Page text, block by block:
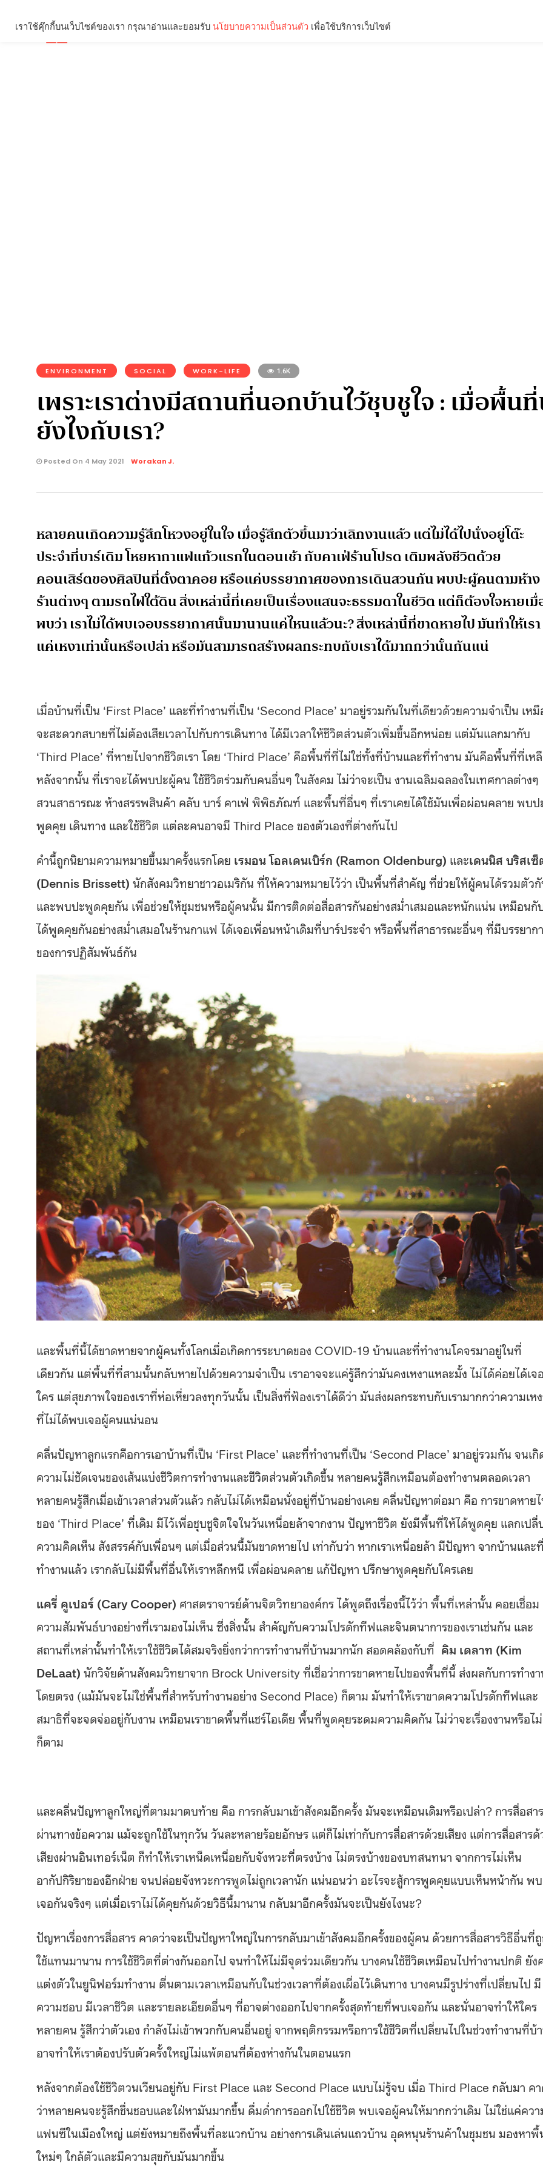
ENVIRONMENT SOCIAL WORK-LIFE 1.6K
เพราะเราต่างมีสถานที่นอกบ้านไว้ชุบชูใจ : เมื่อพื้
ยังไงกับเรา?
Posted On 4 May 2021 Worakan J.
หลายคนเกิดความรู้สึกโหวงอยู่ในใจ เมื่อรู้สึกตัวขึ้นมาว่าเลิกงานแล้ว แต่ไม่ได้ไปนั่งอยู่โต๊ะ
ประจำที่บาร์เดิม โหยหากาแฟแก้วแรกในตอนเช้า กับคาเฟ่ร้านโปรด เติมพลังชีวิตด้วย
คอนเสิร์ตของศิลปินที่ตั้งตาคอย หรือแค่บรรยากาศของการเดินสวนกัน พบปะผู้คนตามห้าง
ร้านต่างๆ ตามรถไฟใต้ดิน สิ่งเหล่านี้ที่เคยเป็นเรื่องแสนจะธรรมดาในชีวิต แต่ก็ต้องใจหายเมื่
พบว่า เราไม่ได้พบเจอบรรยากาศนั้นมานานแค่ไหนแล้วนะ? สิ่งเหล่านี้ที่ขาดหายไป มันทำให้เรา
แค่เหงาเท่านั้นหรือเปล่า หรือมันสามารถสร้างผลกระทบกับเราได้มากกว่านั้นกันแน่
เมื่อบ้านที่เป็น ‘First Place’ และที่ทำงานที่เป็น ‘Second Place’ มาอยู่รวมกันในที่เดียวด้วยความจำเป็น เห
จะสะดวกสบายที่ไม่ต้องเสียเวลาไปกับการเดินทาง ได้มีเวลาให้ชีวิตส่วนตัวเพิ่มขึ้นอีกหน่อย แต่มันแลกมากับ
‘Third Place’ ที่หายไปจากชีวิตเรา โดย ‘Third Place’ คือพื้นที่ที่ไม่ใช่ทั้งที่บ้านและที่ทำงาน มันคือพื้นที่ที่เห
หลังจากนั้น ที่เราจะได้พบปะผู้คน ใช้ชีวิตร่วมกับคนอื่นๆ ในสังคม ไม่ว่าจะเป็น งานเฉลิมฉลองในเทศกาลต่างๆ
สวนสาธารณะ ห้างสรรพสินค้า คลับ บาร์ คาเฟ่ พิพิธภัณฑ์ และพื้นที่อื่นๆ ที่เราเคยได้ใช้มันเพื่อผ่อนคลาย พบป
พูดคุย เดินทาง และใช้ชีวิต แต่ละคนอาจมี Third Place ของตัวเองที่ต่างกันไป
คำนี้ถูกนิยามความหมายขึ้นมาครั้งแรกโดย เรมอน โอลเดนเบิร์ก (Ramon Oldenburg) และเดนนิส บริสเซ็
(Dennis Brissett) นักสังคมวิทยาชาวอเมริกัน ที่ให้ความหมายไว้ว่า เป็นพื้นที่สำคัญ ที่ช่วยให้ผู้คนได้รวมตัว
และพบปะพูดคุยกัน เพื่อช่วยให้ชุมชนหรือผู้คนนั้น มีการติดต่อสื่อสารกันอย่างสม่ำเสมอและหนักแน่น เหมือนกั
ได้พูดคุยกันอย่างสม่ำเสมอในร้านกาแฟ ได้เจอเพื่อนหน้าเดิมที่บาร์ประจำ หรือพื้นที่สาธารณะอื่นๆ ที่มีบรรยาก
ของการปฏิสัมพันธ์กัน
และพื้นที่นี้ได้ขาดหายจากผู้คนทั้งโลกเมื่อเกิดการระบาดของ COVID-19 บ้านและที่ทำงานโคจรมาอยู่ในที่
เดียวกัน แต่พื้นที่ที่สามนั้นกลับหายไปด้วยความจำเป็น เราอาจจะแค่รู้สึกว่ามันคงเหงาแหละมั้ง ไม่ได้ค่อยได้เจอ
ใคร แต่สุขภาพใจของเราที่ห่อเหี่ยวลงทุกวันนั้น เป็นสิ่งที่ฟ้องเราได้ดีว่า มันส่งผลกระทบกับเรามากกว่าความเห
ที่ไม่ได้พบเจอผู้คนแน่นอน
คลื่นปัญหาลูกแรกคือการเอาบ้านที่เป็น ‘First Place’ และที่ทำงานที่เป็น ‘Second Place’ มาอยู่รวมกัน จนเกิ
ความไม่ชัดเจนของเส้นแบ่งชีวิตการทำงานและชีวิตส่วนตัวเกิดขึ้น หลายคนรู้สึกเหมือนต้องทำงานตลอดเวลา
หลายคนรู้สึกเมื่อเข้าเวลาส่วนตัวแล้ว กลับไม่ได้เหมือนนั่งอยู่ที่บ้านอย่างเคย คลื่นปัญหาต่อมา คือ การขาดหาย
ของ ‘Third Place’ ที่เดิม มีไว้เพื่อชุบชูจิตใจในวันเหนื่อยล้าจากงาน ปัญหาชีวิต ยังมีพื้นที่ให้ได้พูดคุย แลกเปลี่
ความคิดเห็น สังสรรค์กับเพื่อนๆ แต่เมื่อส่วนนี้มันขาดหายไป เท่ากับว่า หากเราเหนื่อยล้า มีปัญหา จากบ้านและที่
ทำงานแล้ว เรากลับไม่มีพื้นที่อื่นให้เราหลีกหนี เพื่อผ่อนคลาย แก้ปัญหา ปรึกษาพูดคุยกับใครเลย
แครี่ คูเปอร์ (Cary Cooper) ศาสตราจารย์ด้านจิตวิทยาองค์กร ได้พูดถึงเรื่องนี้ไว้ว่า พื้นที่เหล่านั้น คอยเชื่อม
ความสัมพันธ์บางอย่างที่เรามองไม่เห็น ซึ่งสิ่งนั้น สำคัญกับความโปรดักทีฟและจินตนาการของเราเช่นกัน และ
สถานที่เหล่านั้นทำให้เราใช้ชีวิตได้สมจริงยิ่งกว่าการทำงานที่บ้านมากนัก สอดคล้องกับที่ คิม เดลาท (Kim
DeLaat) นักวิจัยด้านสังคมวิทยาจาก Brock University ที่เชื่อว่าการขาดหายไปของพื้นที่นี้ ส่งผลกับการทำง
โดยตรง (แม้มันจะไม่ใช่พื้นที่สำหรับทำงานอย่าง Second Place) ก็ตาม มันทำให้เราขาดความโปรดักทีฟและ
สมาธิที่จะจดจ่ออยู่กับงาน เหมือนเราขาดพื้นที่แชร์ไอเดีย พื้นที่พูดคุยระดมความคิดกัน ไม่ว่าจะเรื่องงานหรือไม่
ก็ตาม
และคลื่นปัญหาลูกใหญ่ที่ตามมาตบท้าย คือ การกลับมาเข้าสังคมอีกครั้ง มันจะเหมือนเดิมหรือเปล่า? การสื่อสาร
ผ่านทางข้อความ แม้จะถูกใช้ในทุกวัน วันละหลายร้อยอักษร แต่ก็ไม่เท่ากับการสื่อสารด้วยเสียง แต่การสื่อสารด้
เสียงผ่านอินเทอร์เน็ต ก็ทำให้เราเหน็ดเหนื่อยกับจังหวะที่ตรงบ้าง ไม่ตรงบ้างของบทสนทนา จากการไม่เห็น
อากัปกิริยาของอีกฝ่าย จนปล่อยจังหวะการพูดไม่ถูกเวลานัก แน่นอนว่า อะไรจะสู้การพูดคุยแบบเห็นหน้ากัน พบ
เจอกันจริงๆ แต่เมื่อเราไม่ได้คุยกันด้วยวิธีนี้มานาน กลับมาอีกครั้งมันจะเป็นยังไงนะ?
ปัญหาเรื่องการสื่อสาร คาดว่าจะเป็นปัญหาใหญ่ในการกลับมาเข้าสังคมอีกครั้งของผู้คน ด้วยการสื่อสารวิธีอื่นที่
ใช้แทนมานาน การใช้ชีวิตที่ต่างกันออกไป จนทำให้ไม่มีจุดร่วมเดียวกัน บางคนใช้ชีวิตเหมือนไปทำงานปกติ ยัง
แต่งตัวในยูนิฟอร์มทำงาน ตื่นตามเวลาเหมือนกับในช่วงเวลาที่ต้องเผื่อไว้เดินทาง บางคนมีรูปร่างที่เปลี่ยนไป มี
ความชอบ มีเวลาชีวิต และรายละเอียดอื่นๆ ที่อาจต่างออกไปจากครั้งสุดท้ายที่พบเจอกัน และนั่นอาจทำให้ใคร
หลายคน รู้สึกว่าตัวเอง กำลังไม่เข้าพวกกับคนอื่นอยู่ จากพฤติกรรมหรือการใช้ชีวิตที่เปลี่ยนไปในช่วงทำงานที่บ้
อาจทำให้เราต้องปรับตัวครั้งใหญ่ไม่แพ้ตอนที่ต้องห่างกันในตอนแรก
หลังจากต้องใช้ชีวิตวนเวียนอยู่กับ First Place และ Second Place แบบไม่รู้จบ เมื่อ Third Place กลับมา ค
ว่าหลายคนจะรู้สึกชื่นชอบและใฝ่หามันมากขึ้น ดื่มด่ำการออกไปใช้ชีวิต พบเจอผู้คนให้มากกว่าเดิม ไม่ใช่แค่คว
แฟนซีในเมืองใหญ่ แต่ยังหมายถึงพื้นที่ละแวกบ้าน อย่างการเดินเล่นแถวบ้าน อุดหนุนร้านค้าในชุมชน มองหา
ใหม่ๆ ใกล้ตัวและมีความสุขกับมันมากขึ้น
เราใช้คุ๊กกี้บนเว็บไซต์ของเรา กรุณาอ่านและยอมรับ นโยบายความเป็นส่วนตัว เพื่อใช้บริการเว็บไซต์